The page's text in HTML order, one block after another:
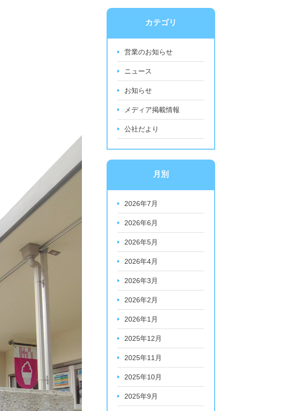
カテゴリ
営業のお知らせ
ニュース
お知らせ
メディア掲載情報
公社だより
月別
2026年7月
2026年6月
2026年5月
2026年4月
2026年3月
2026年2月
2026年1月
2025年12月
2025年11月
2025年10月
2025年9月